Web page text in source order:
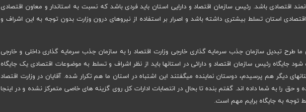
اقتصادی باشد. رئیس سازمان اقتصاد و دارایی استان باید فردی باشد که نسبت به استاندار و معاون اقتصادی
استان تسلط بیشتری داشته باشد و اصرار بر استفاده از نیروهای درون وزارت بدون توجه به این اشراف و
ما طرح تبدیل سازمان جذب سرمایه گذاری خارجی وزارت اقتصاد را به سازمان جذب سرمایه گذاری داخلی و خارجی
شود جایگاه رئیس سازمان اقتصاد و دارائی در استانها باید از نظر اشراف و تسلط به موضوعات اقتصادی یک جایگاه
دیگر هم پرسیدم، دوستان نماینده میگفتند این اشتباه در استان ما هم تکرار شده. آقایان در وزارت اقتصاد
حق را به شما داده اند. گفتم بنده تا بحال در انتصابات ادارات کل روی گزینه های خاصی متمرکز نشده و در اینجا
توجه به جایگاه برایم مهم است.